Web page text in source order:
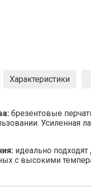
Характеристики
брезентовые
Усиленная
идеально
с высокими